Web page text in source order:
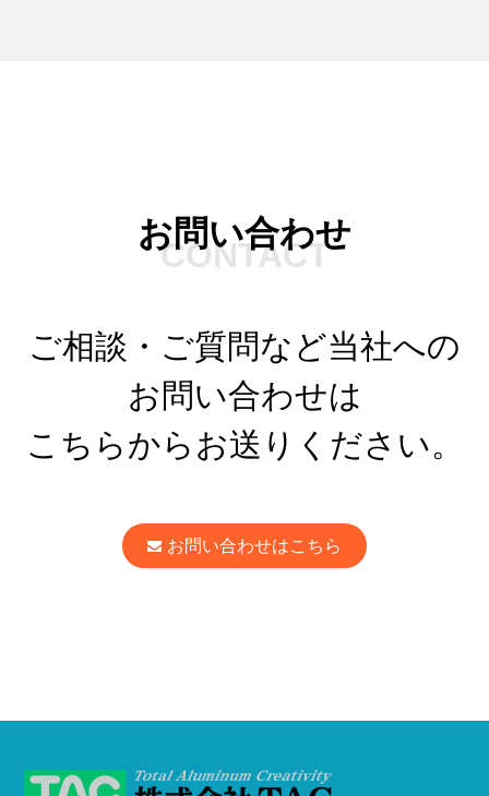
お問い合わせ
CONTACT
ご相談・ご質問など当社への
お問い合わせは
こちらからお送りください。
お問い合わせはこちら